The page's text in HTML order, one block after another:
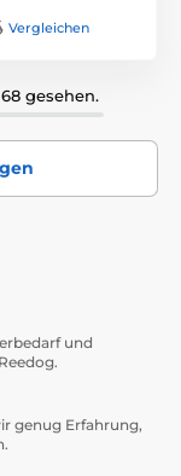
Vergleichen
gesehen.
und
genug Erfahrung,